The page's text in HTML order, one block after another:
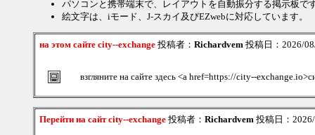
パソコンと携帯端末で、レイアウトを自動振分する掲示板で
絵文字は、iモード、J-スカイ及びEZwebに対応しています。
на этом сайте city--exchange 投稿者： Richardvem 投稿日：2026/
взгляните на сайте здесь <a href=https://city--
Перейти на сайт city--exchange 投稿者： Richardvem 投稿日：